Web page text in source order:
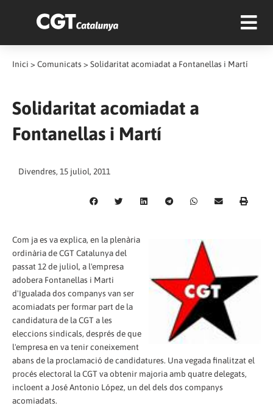
Inici > Comunicats > Solidaritat acomiadat a Fontanellas i Martí
Solidaritat acomiadat a
Fontanellas i Martí
Divendres, 15 juliol, 2011
Com ja es va explica, en la plenària
ordinària de CGT Catalunya del
passat 12 de juliol, a l'empresa
adobera Fontanellas i Marti
d'Igualada dos companys van ser
acomiadats per formar part de la
candidatura de la CGT a les
eleccions sindicals, després de que
l'empresa en va tenir coneixement
abans de la proclamació de candidatures. Una vegada finalitzat el
procés electoral la CGT va obtenir majoria amb quatre delegats,
incloent a José Antonio López, un del dels dos companys
acomiadats.